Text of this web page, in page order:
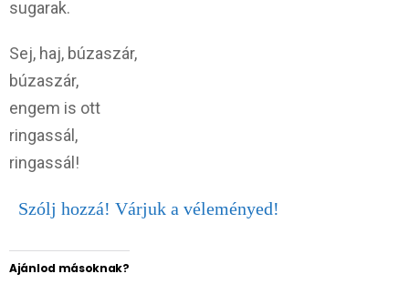
sugarak.
Sej, haj, búzaszár,
búzaszár,
engem is ott
ringassál,
ringassál!
Szólj hozzá! Várjuk a véleményed!
Ajánlod másoknak?